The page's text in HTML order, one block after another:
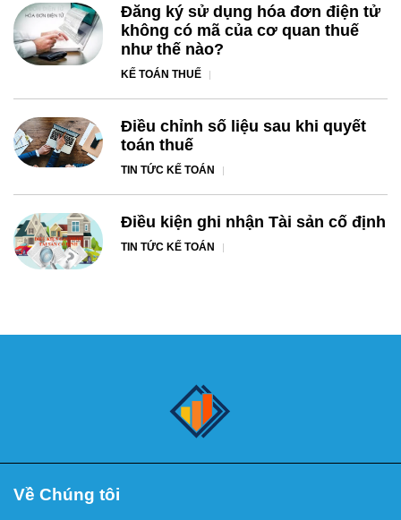
Đăng ký sử dụng hóa đơn điện tử
không có mã của cơ quan thuế
như thế nào?
KẾ TOÁN THUẾ
Điều chỉnh số liệu sau khi quyết
toán thuế
TIN TỨC KẾ TOÁN
Điều kiện ghi nhận Tài sản cố định
TIN TỨC KẾ TOÁN
Về Chúng tôi